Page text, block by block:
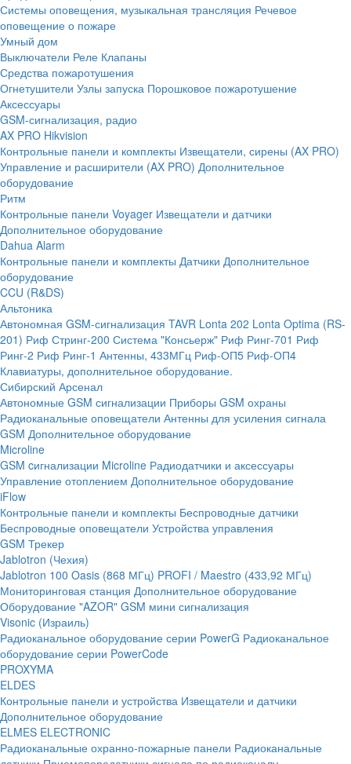
Системы оповещения, музыкальная трансляция Речевое
оповещение о пожаре
Умный дом
Выключатели Реле Клапаны
Средства пожаротушения
Огнетушители Узлы запуска Порошковое пожаротушение
Аксессуары
GSM-сигнализация, радио
AX PRO Hikvision
Контрольные панели и комплекты Извещатели, сирены (AX PRO)
Управление и расширители (AX PRO) Дополнительное
оборудование
Ритм
Контрольные панели Voyager Извещатели и датчики
Дополнительное оборудование
Dahua Alarm
Контрольные панели и комплекты Датчики Дополнительное
оборудование
CCU (R&DS)
Альтоника
Автономная GSM-сигнализация TAVR Lonta 202 Lonta Optima (RS-
201) Риф Стринг-200 Система "Консьерж" Риф Ринг-701 Риф
Ринг-2 Риф Ринг-1 Антенны, 433МГц Риф-ОП5 Риф-ОП4
Клавиатуры, дополнительное оборудование.
Сибирский Арсенал
Автономные GSM сигнализации Приборы GSM охраны
Радиоканальные оповещатели Антенны для усиления сигнала
GSM Дополнительное оборудование
Microline
GSM cигнализации Microline Радиодатчики и аксессуары
Управление отоплением Дополнительное оборудование
iFlow
Контрольные панели и комплекты Беспроводные датчики
Беспроводные оповещатели Устройства управления
GSM Трекер
Jablotron (Чехия)
Jablotron 100 Oasis (868 МГц) PROFI / Maestro (433,92 МГц)
Мониторинговая станция Дополнительное оборудование
Оборудование "AZOR" GSM мини сигнализация
Visonic (Израиль)
Радиоканальное оборудование серии PowerG Радиоканальное
оборудование серии PowerCode
PROXYMA
ELDES
Контрольные панели и устройства Извещатели и датчики
Дополнительное оборудование
ELMES ELECTRONIC
Радиоканальные охранно-пожарные панели Радиоканальные